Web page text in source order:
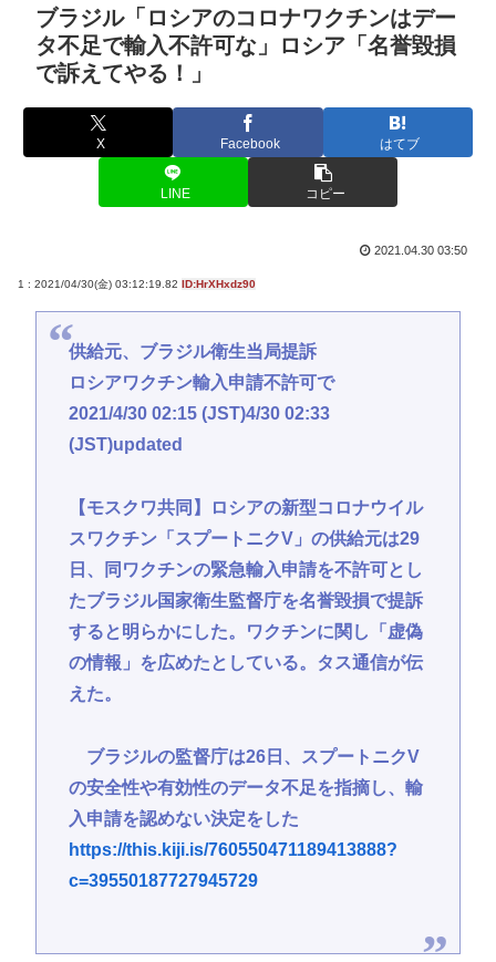
ブラジル「ロシアのコロナワクチンはデー
タ不足で輸入不許可な」ロシア「名誉毀損
で訴えてやる！」
X Facebook はてブ
LINE コピー
2021.04.30 03:50
1 : 2021/04/30(金) 03:12:19.82 ID:HrXHxdz90
供給元、ブラジル衛生当局提訴
ロシアワクチン輸入申請不許可で
2021/4/30 02:15 (JST)4/30 02:33
(JST)updated
【モスクワ共同】ロシアの新型コロナウイル
スワクチン「スプートニクV」の供給元は29
日、同ワクチンの緊急輸入申請を不許可とし
たブラジル国家衛生監督庁を名誉毀損で提訴
すると明らかにした。ワクチンに関し「虚偽
の情報」を広めたとしている。タス通信が伝
えた。
ブラジルの監督庁は26日、スプートニクV
の安全性や有効性のデータ不足を指摘し、輸
入申請を認めない決定をした
https://this.kiji.is/760550471189413888?
c=39550187727945729